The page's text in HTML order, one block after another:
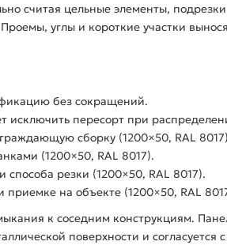
считая цельные элементы,
углы и короткие участки
без сокращений.
исключить пересорт при
сборку (1200×50, RAL
(1200×50, RAL 8017).
резки (1200×50, RAL 8017).
на объекте (1200×50, RAL
к соседним конструкциям.
поверхности и